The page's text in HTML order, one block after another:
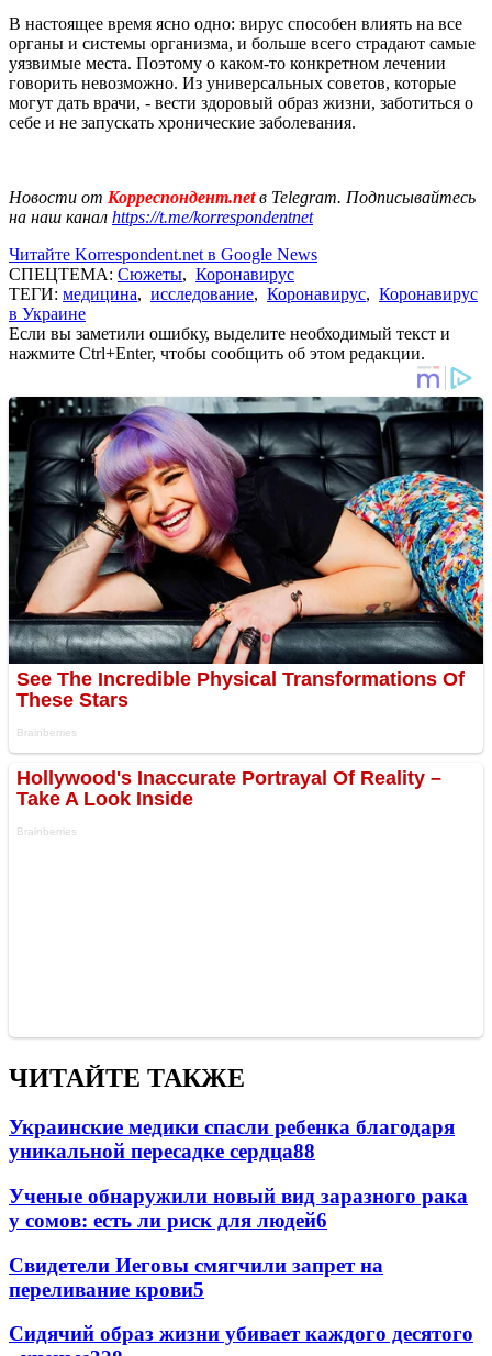
В настоящее время ясно одно: вирус способен влиять на все
органы и системы организма, и больше всего страдают самые
уязвимые места. Поэтому о каком-то конкретном лечении
говорить невозможно. Из универсальных советов, которые
могут дать врачи, - вести здоровый образ жизни, заботиться о
себе и не запускать хронические заболевания.
Новости от Корреспондент.netв Telegram. Подписывайтесь
на наш канал https://t.me/korrespondentnet
Читайте Korrespondent.net в Google News
СПЕЦТЕМА: Сюжеты, Коронавирус
ТЕГИ: медицина, исследование, Коронавирус, Коронавирус
в Украине
Если вы заметили ошибку, выделите необходимый текст и
нажмите Ctrl+Enter, чтобы сообщить об этом редакции.
ЧИТАЙТЕ ТАКЖЕ
Украинские медики спасли ребенка благодаря
уникальной пересадке сердца88
Ученые обнаружили новый вид заразного рака
у сомов: есть ли риск для людей6
Свидетели Иеговы смягчили запрет на
переливание крови5
Сидячий образ жизни убивает каждого десятого